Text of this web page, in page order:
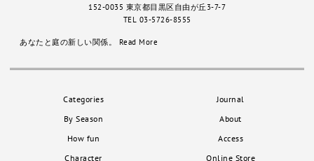
あなたと庭の新しい関係。 Read More
152-0035 東京都目黒区自由が丘3-7-7
TEL 03-5726-8555
Categories
By Season
How fun
Character
Journal
About
Access
Online Store